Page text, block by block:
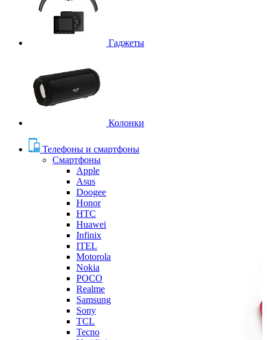
Гаджеты
Колонки
Телефоны и смартфоны
Смартфоны
Apple
Asus
Doogee
Honor
HTC
Huawei
Infinix
ITEL
Motorola
Nokia
POCO
Realme
Samsung
Sony
TCL
Tecno